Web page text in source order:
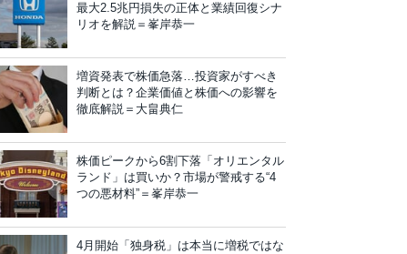
最大2.5兆円損失の正体と業績回復シナ
リオを解説＝峯岸恭一
増資発表で株価急落…投資家がすべき
判断とは？企業価値と株価への影響を
徹底解説＝大畠典仁
株価ピークから6割下落「オリエンタル
ランド」は買いか？市場が警戒する“4
つの悪材料”＝峯岸恭一
4月開始「独身税」は本当に増税ではな